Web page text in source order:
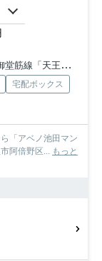
「天王寺」駅 徒歩10分
宅配ボックス
「アベノ池田マン
阿倍野区...
もっと